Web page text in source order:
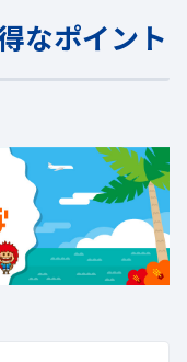
なポイント